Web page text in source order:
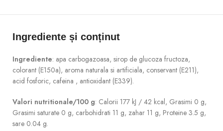
Ingrediente și conținut
Ingrediente: apa carbogazoasa, sirop de glucoza fructoza,
colorant (E150a), aroma naturala si artificiala, conservant (E211),
acid fosforic, cafeina , antioxidant (E339).
Valori nutritionale/100 g: Calorii 177 kJ / 42 kcal, Grasimi 0 g,
Grasimi saturate 0 g, carbohidrati 11 g, zahar 11 g, Proteine 3.5 g,
sare 0.04 g.